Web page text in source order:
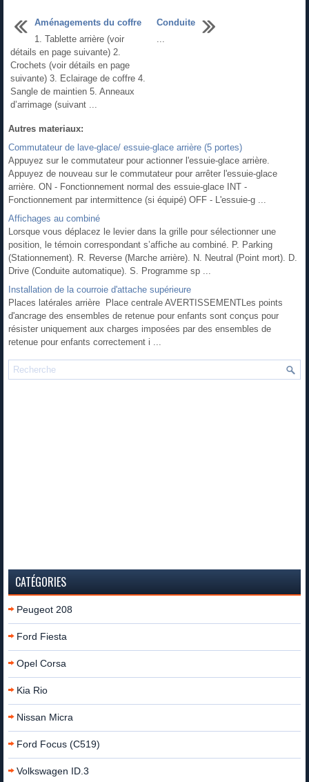
Aménagements du coffre
1. Tablette arrière (voir
détails en page suivante) 2.
Crochets (voir détails en page
suivante) 3. Eclairage de coffre 4.
Sangle de maintien 5. Anneaux
d’arrimage (suivant ...
Conduite
Autres materiaux:
Commutateur de lave-glace/ essuie-glace arrière (5 portes)
Appuyez sur le commutateur pour actionner l'essuie-glace arrière.
Appuyez de nouveau sur le commutateur pour arrêter l'essuie-glace
arrière. ON - Fonctionnement normal des essuie-glace INT -
Fonctionnement par intermittence (si équipé) OFF - L'essuie-g ...
Affichages au combiné
Lorsque vous déplacez le levier dans la grille pour sélectionner une
position, le témoin correspondant s’affiche au combiné. P. Parking
(Stationnement). R. Reverse (Marche arrière). N. Neutral (Point mort). D.
Drive (Conduite automatique). S. Programme sp ...
Installation de la courroie d'attache supérieure
Places latérales arrière Place centrale AVERTISSEMENTLes points
d'ancrage des ensembles de retenue pour enfants sont conçus pour
résister uniquement aux charges imposées par des ensembles de
retenue pour enfants correctement i ...
CATÉGORIES
Peugeot 208
Ford Fiesta
Opel Corsa
Kia Rio
Nissan Micra
Ford Focus (C519)
Volkswagen ID.3